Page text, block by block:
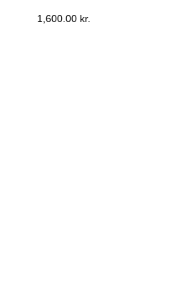
1,600.00 kr.